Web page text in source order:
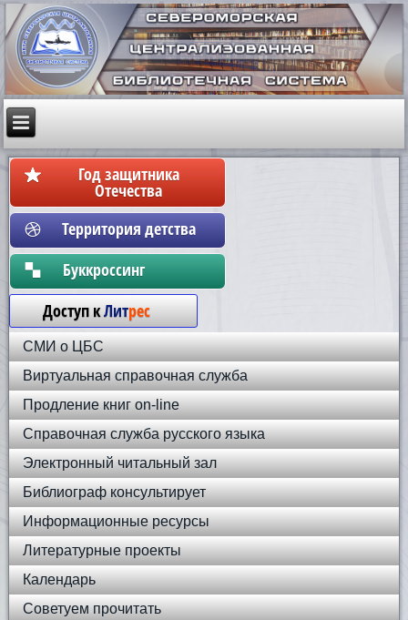
Год защитника
Отечества
Территория детства
Бyккpoccинг
Доступ кЛитрес
СМИ о ЦБС
Виртуальная справочная служба
Продление книг on-line
Справочная служба русского языка
Электронный читальный зал
Библиограф консультирует
Информационные ресурсы
Литературные проекты
Календарь
Советуем прочитать